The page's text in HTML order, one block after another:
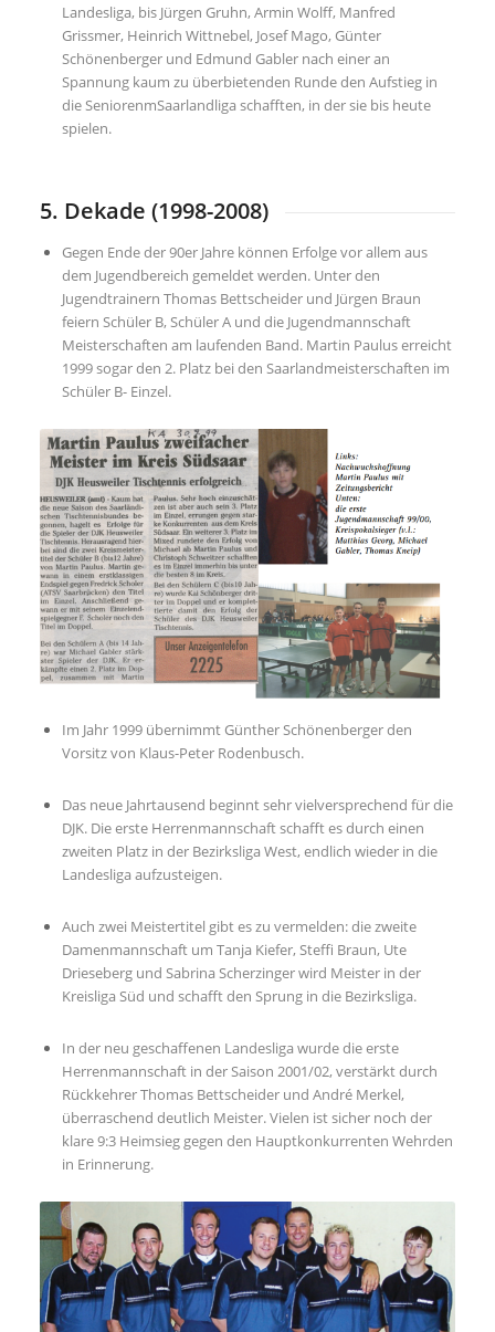
Landesliga, bis Jürgen Gruhn, Armin Wolff, Manfred
Grissmer, Heinrich Wittnebel, Josef Mago, Günter
Schönenberger und Edmund Gabler nach einer an
Spannung kaum zu überbietenden Runde den Aufstieg in
die SeniorenmSaarlandliga schafften, in der sie bis heute
spielen.
5. Dekade (1998-2008)
Gegen Ende der 90er Jahre können Erfolge vor allem aus
dem Jugendbereich gemeldet werden. Unter den
Jugendtrainern Thomas Bettscheider und Jürgen Braun
feiern Schüler B, Schüler A und die Jugendmannschaft
Meisterschaften am laufenden Band. Martin Paulus erreicht
1999 sogar den 2. Platz bei den Saarlandmeisterschaften im
Schüler B- Einzel.
Im Jahr 1999 übernimmt Günther Schönenberger den
Vorsitz von Klaus-Peter Rodenbusch.
Das neue Jahrtausend beginnt sehr vielversprechend für die
DJK. Die erste Herrenmannschaft schafft es durch einen
zweiten Platz in der Bezirksliga West, endlich wieder in die
Landesliga aufzusteigen.
Auch zwei Meistertitel gibt es zu vermelden: die zweite
Damenmannschaft um Tanja Kiefer, Steffi Braun, Ute
Drieseberg und Sabrina Scherzinger wird Meister in der
Kreisliga Süd und schafft den Sprung in die Bezirksliga.
In der neu geschaffenen Landesliga wurde die erste
Herrenmannschaft in der Saison 2001/02, verstärkt durch
Rückkehrer Thomas Bettscheider und André Merkel,
überraschend deutlich Meister. Vielen ist sicher noch der
klare 9:3 Heimsieg gegen den Hauptkonkurrenten Wehrden
in Erinnerung.